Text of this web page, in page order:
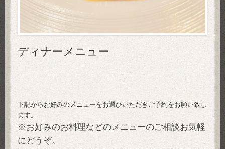
ディナーメニュー
下記からお好みのメニューをお選びいただきご予約をお願い致し
ます。
※お好みのお料理などのメニューのご相談お気軽
にどうぞ。